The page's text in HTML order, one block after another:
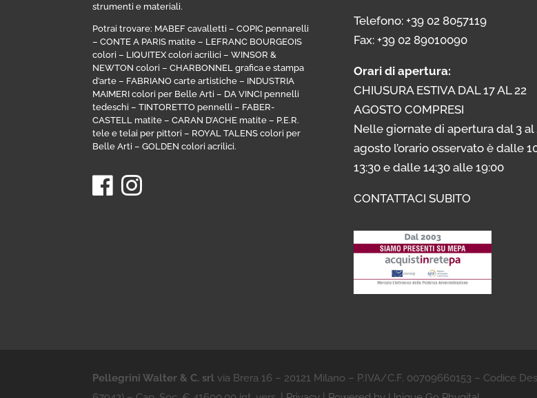
strumenti e materiali.
Potrai trovare: MABEF cavalletti –COPIC pennarelli
–CONTE A PARIS matite – LEFRANC BOURGEOIS
colori – LIQUITEX colori acrilici –WINSOR &
NEWTON colori –CHARBONNEL grafica e stampa
d’arte – FABRIANO carte artistiche – INDUSTRIA
MAIMERI colori per Belle Arti – DA VINCI pennelli
tedeschi –TINTORETTO pennelli – FABER-
CASTELL matite –CARAN D’ACHE matite – P.E.R.
tele e telai per pittori – ROYAL TALENS colori per
Belle Arti –GOLDEN colori acrilici.
Telefono: +39 02 8057119
Fax: +39 02 89010090
Orari di apertura:
CHIUSURA ESTIVA DAL 17 AL 22
AGOSTO COMPRESI
Nelle giornate di apertura dal 3 al
agosto l’orario osservato è dalle
13:30 e dalle 14:30 alle 19:00
CONTATTACI SUBITO
Pellegrini Walter & C. srl via Brera 16 – 20121 Milano – P.IVA/C.F. 00709660153 – Codice